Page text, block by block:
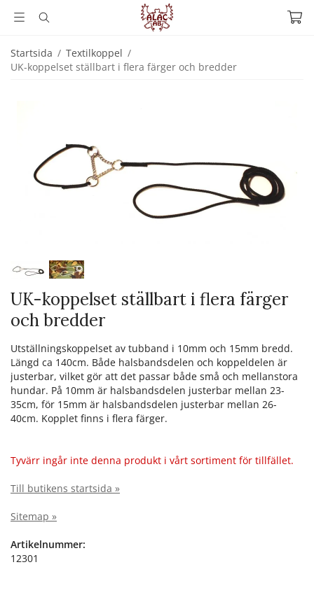
Startsida / Textilkoppel /
UK-koppelset ställbart i flera färger och bredder
UK-koppelset ställbart i flera färger
och bredder
Utställningskoppelset av tubband i 10mm och 15mm bredd.
Längd ca 140cm. Både halsbandsdelen och koppeldelen är
justerbar, vilket gör att det passar både små och mellanstora
hundar. På 10mm är halsbandsdelen justerbar mellan 23-
35cm, för 15mm är halsbandsdelen justerbar mellan 26-
40cm. Kopplet finns i flera färger.
Tyvärr ingår inte denna produkt i vårt sortiment för tillfället.
Till butikens startsida »
Sitemap »
Artikelnummer:
12301